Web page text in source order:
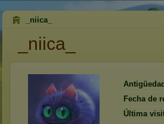
_niica_
_niica_
Fecha de
Última